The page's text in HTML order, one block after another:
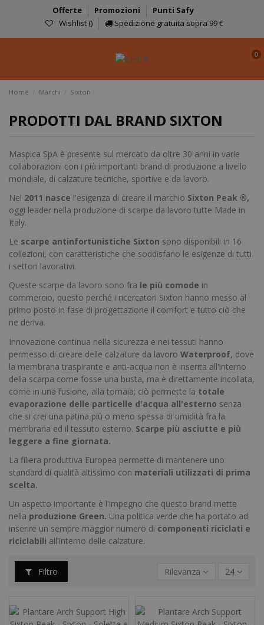
Offerte Promozioni
Punti Safy
Wishlist () Spedizione gratuita sopra 99 €
0
Home Marchi Sixton
PRODOTTI DAL BRAND SIXTON
Maspica SpA è presente sul mercato da oltre 30 anni in varie
collaborazioni con i più importanti brand di produzione a livello
mondiale, di calzature tecniche, sportive e da lavoro.
Nel 2011 nasce l'esigenza di creare il marchio Sixton Peak ®,
oggi leader nella produzione di scarpe da lavoro tutte Made in
Italy.
Le scarpe antinfortunistiche Sixton sono disponibili in 16
collezioni, con caratteristiche che soddisfano le esigenze di tutti
i settori lavorativi.
Queste scarpe da lavoro sono fra le più comode in
commercio, questo perché i ricercatori Sixton hanno messo al
primo posto in fase di progettazione il comfort e tutto ciò che
ne deriva.
Innovazione continua nella sicurezza e nei tessuti hanno
permesso di creare delle calzature da lavoro Waterproof, dove
la membrana traspirante e anti-acqua non è inserita all'interno
della scarpa come fosse una busta, ma è direttamente incollata,
come in una fusione, alla tomaia; ciò permette la totale
evaporazione delle particelle d'acqua all'esterno senza
che si crei una patina più o meno spessa di umidità fra la
membrana ed il tessuto esterno. Scarpe più asciutte e più
leggere a fine giornata.
La filiera produttiva Europea permette di mantenere uno
standard di qualità altissimo con materiali utilizzati di prima
scelta.
Un aspetto importante è l'impegno che questo brand mette
nella produzione Green. Una politica verde che ha portato ad
inserire un sempre maggior numero di componenti riciclati e
riciclabili all'interno delle calzature.
Filtro Rilevanza 24